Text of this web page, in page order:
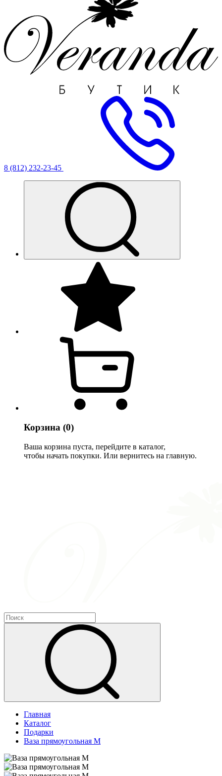
8 (812) 232-23-45
Корзина (0)
Ваша корзина пуста, перейдите в каталог,
чтобы начать покупки. Или вернитесь на главную.
Главная
Каталог
Подарки
Ваза прямоугольная М